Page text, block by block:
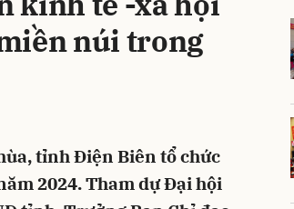
núi trong
tỉnh Điện Biên tổ chức
2024. Tham dự Đại hội